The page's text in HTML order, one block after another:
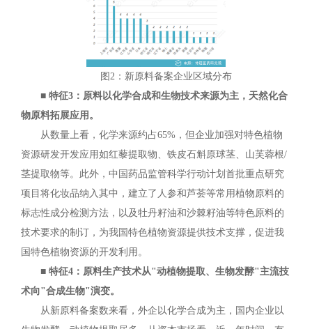
图2：新原料备案企业区域分布
■ 特征3：原料以化学合成和生物技术来源为主，天然化合
物原料拓展应用。
从数量上看，化学来源约占65%，但企业加强对特色植物
资源研发开发应用如红藜提取物、铁皮石斛原球茎、山芙蓉根/
茎提取物等。此外，中国药品监管科学行动计划首批重点研究
项目将化妆品纳入其中，建立了人参和芦荟等常用植物原料的
标志性成分检测方法，以及牡丹籽油和沙棘籽油等特色原料的
技术要求的制订，为我国特色植物资源提供技术支撑，促进我
国特色植物资源的开发利用。
■ 特征4：原料生产技术从"动植物提取、生物发酵"主流技
术向"合成生物"演变。
从新原料备案数来看，外企以化学合成为主，国内企业以